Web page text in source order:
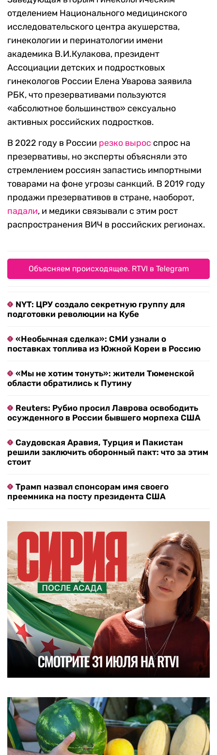
отделением Национального медицинского
исследовательского центра акушерства,
гинекологии и перинатологии имени
академика В.И.Кулакова, президент
Ассоциации детских и подростковых
гинекологов России Елена Уварова заявила
РБК, что презервативами пользуются
«абсолютное большинство» сексуально
активных российских подростков.
В 2022 году в России резко вырос спрос на
презервативы, но эксперты объясняли это
стремлением россиян запастись импортными
товарами на фоне угрозы санкций. В 2019 году
продажи презервативов в стране, наоборот,
падали, и медики связывали с этим рост
распространения ВИЧ в российских регионах.
Объясняем происходящее. RTVI в Telegram
NYT: ЦРУ создало секретную группу для
подготовки революции на Кубе
«Необычная сделка»: СМИ узнали о
поставках топлива из Южной Кореи в Россию
«Мы не хотим тонуть»: жители Тюменской
области обратились к Путину
Reuters: Рубио просил Лаврова освободить
осужденного в России бывшего морпеха США
Саудовская Аравия, Турция и Пакистан
решили заключить оборонный пакт: что за этим
стоит
Трамп назвал спонсорам имя своего
преемника на посту президента США